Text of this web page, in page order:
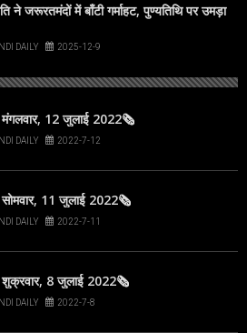
ने जरूरतमंदों में बाँटी गर्माहट, पुण्यतिथि पर उमड़ा
DAILY 2025-12-9
12 जुलाई 2022🗞
DAILY 2022-7-12
11 जुलाई 2022🗞
DAILY 2022-7-11
8 जुलाई 2022🗞
DAILY 2022-7-8